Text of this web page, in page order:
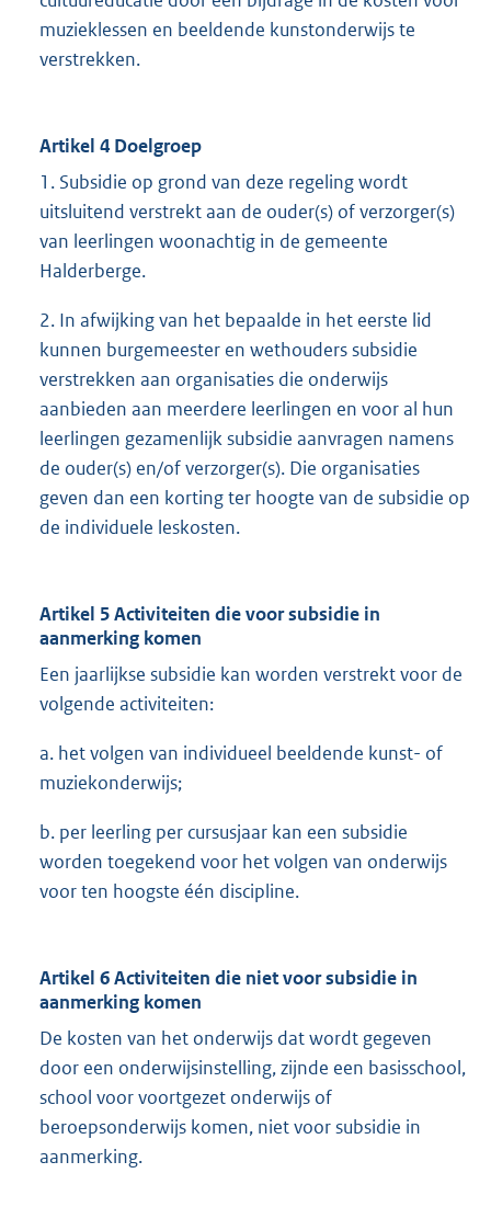
muzieklessen en beeldende kunstonderwijs te
verstrekken.
Artikel 4 Doelgroep
1. Subsidie op grond van deze regeling wordt
uitsluitend verstrekt aan de ouder(s) of verzorger(s)
van leerlingen woonachtig in de gemeente
Halderberge.
2. In afwijking van het bepaalde in het eerste lid
kunnen burgemeester en wethouders subsidie
verstrekken aan organisaties die onderwijs
aanbieden aan meerdere leerlingen en voor al hun
leerlingen gezamenlijk subsidie aanvragen namens
de ouder(s) en/of verzorger(s). Die organisaties
geven dan een korting ter hoogte van de subsidie op
de individuele leskosten.
Artikel 5 Activiteiten die voor subsidie in
aanmerking komen
Een jaarlijkse subsidie kan worden verstrekt voor de
volgende activiteiten:
a. het volgen van individueel beeldende kunst- of
muziekonderwijs;
b. per leerling per cursusjaar kan een subsidie
worden toegekend voor het volgen van onderwijs
voor ten hoogste één discipline.
Artikel 6 Activiteiten die niet voor subsidie in
aanmerking komen
De kosten van het onderwijs dat wordt gegeven
door een onderwijsinstelling, zijnde een basisschool,
school voor voortgezet onderwijs of
beroepsonderwijs komen, niet voor subsidie in
aanmerking.